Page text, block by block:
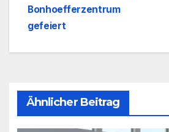
Bonhoefferzentrum
gefeiert
Ähnlicher Beitrag